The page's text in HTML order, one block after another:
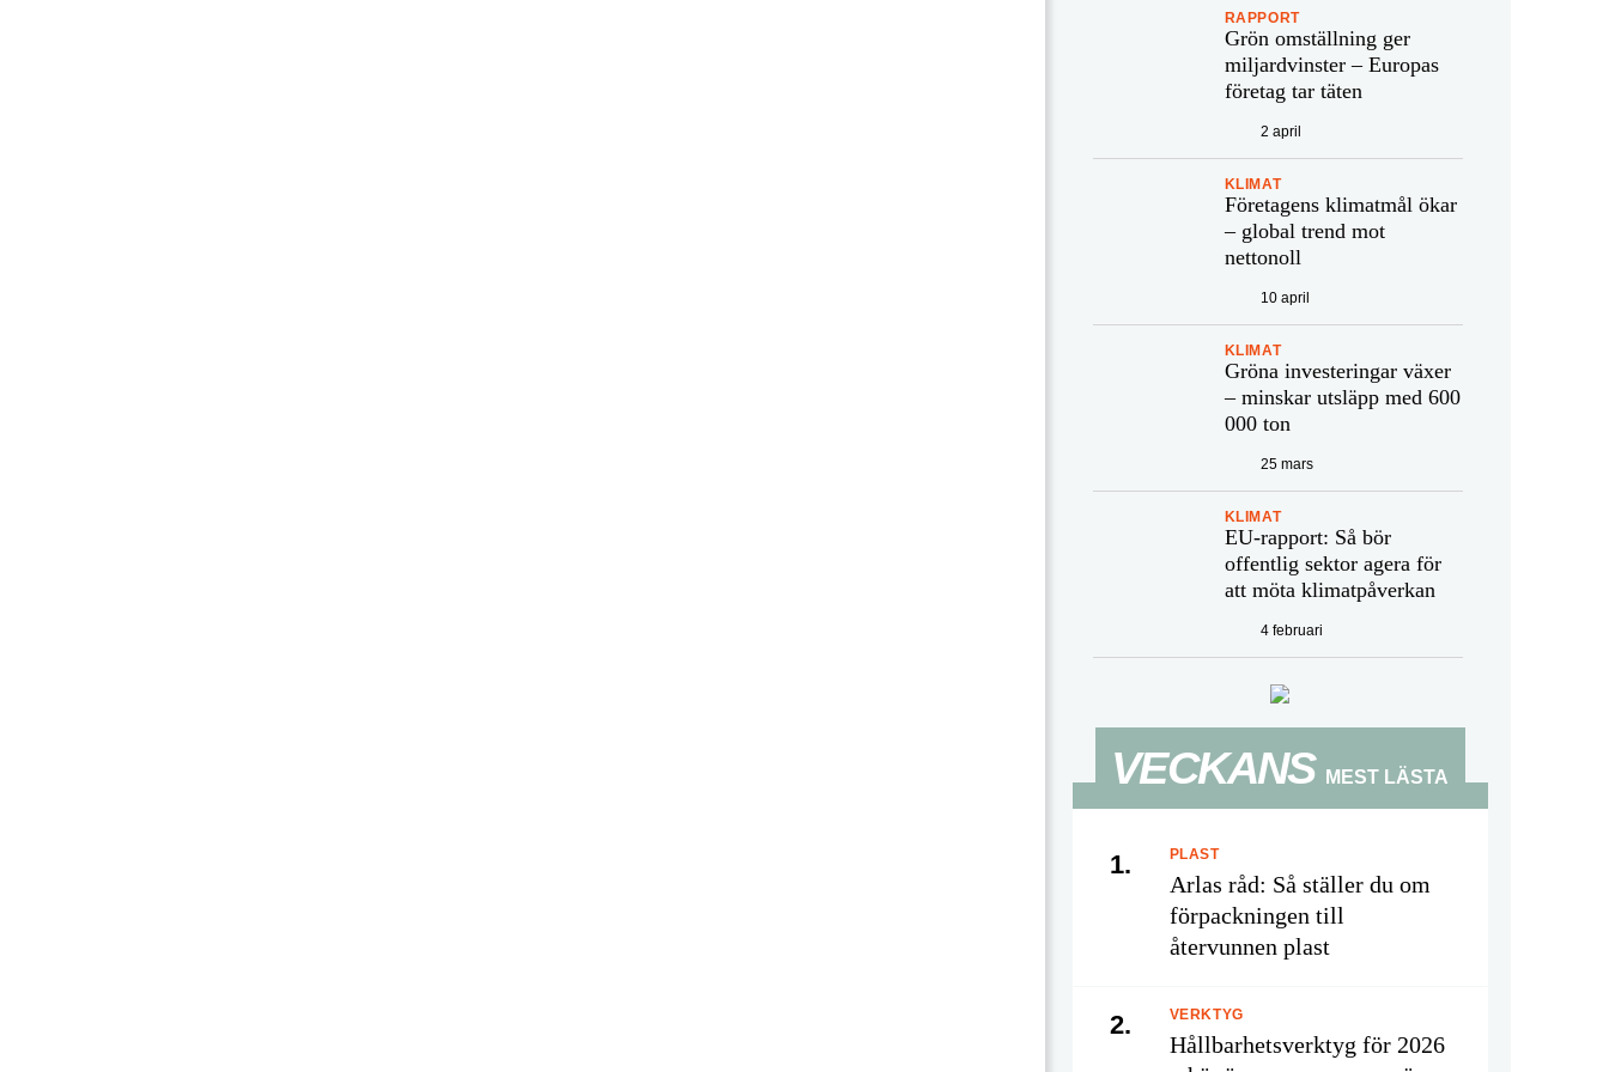
RAPPORT
Grön omställning ger
miljardvinster – Europas
företag tar täten
2 april
KLIMAT
Företagens klimatmål ökar
– global trend mot
nettonoll
10 april
KLIMAT
Gröna investeringar växer
– minskar utsläpp med 600
000 ton
25 mars
KLIMAT
EU-rapport: Så bör
offentlig sektor agera för
att möta klimatpåverkan
4 februari
VECKANS MEST LÄSTA
1. PLAST
Arlas råd: Så ställer du om
förpackningen till
återvunnen plast
2. VERKTYG
Hållbarhetsverktyg för 2026